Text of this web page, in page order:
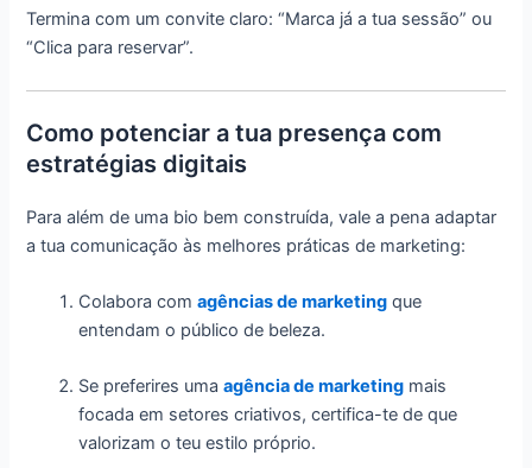
Termina com um convite claro: “Marca já a tua sessão” ou
“Clica para reservar”.
Como potenciar a tua presença com
estratégias digitais
Para além de uma bio bem construída, vale a pena adaptar
a tua comunicação às melhores práticas de marketing:
Colabora comagências de marketing que
entendam o público de beleza.
Se preferires umaagência de marketing mais
focada em setores criativos, certifica-te de que
valorizam o teu estilo próprio.